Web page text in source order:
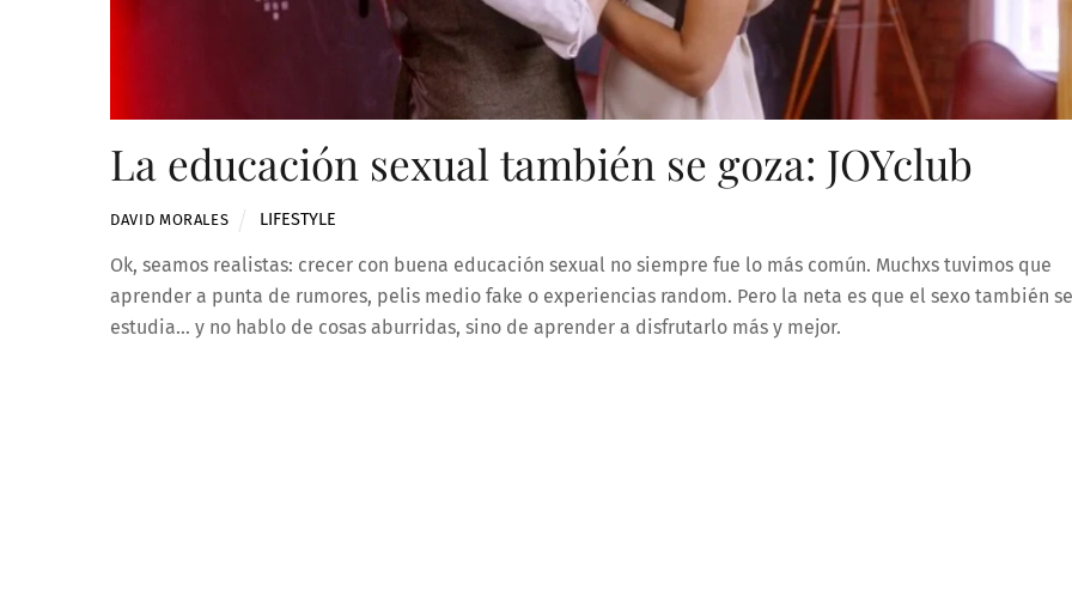
La educación sexual también se goza: JOYclub
DAVID MORALES LIFESTYLE
Ok, seamos realistas: crecer con buena educación sexual no siempre fue lo más común. Muchxs tuvimos que
aprender a punta de rumores, pelis medio fake o experiencias random. Pero la neta es que el sexo también se
estudia… y no hablo de cosas aburridas, sino de aprender a disfrutarlo más y mejor.